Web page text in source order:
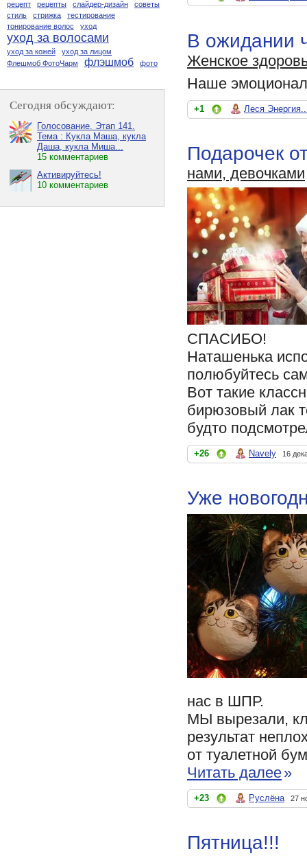
В ожидании
Женское
Наше
+1 Леся
Подарочек
нами, девочками
СПАСИБО!
Наташенька
полюбуйтесь
Вот такие
бирюзовый лак
будто
+26 Navely 16
Уже
нас в ШПР.
МЫ вырезали,
результат
от туалетной
Читать далее»
+23 Руслёна 27
Пятница!!!
рецепт рецепты слайдер-дизайн
советы
стиль
стрижка
тестирование
тонирование волос
уход
уход за волосами
уход за кожей
уход за лицом
Флешмоб ФотоЧарм
флэшмоб фото
Сегодня обсуждают:
Голосование. Этап 141.
Тема : Кукла Маша, кукла
Даша, кукла Миша...
15 комментариев
Активируйтесь!
10 комментариев